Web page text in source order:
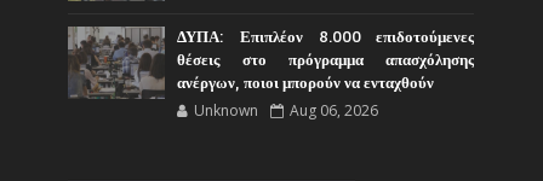
ΔΥΠΑ: Επιπλέον 8.000 επιδοτούμενες
θέσεις στο πρόγραμμα απασχόλησης
ανέργων, ποιοι μπορούν να ενταχθούν
Unknown Aug 06, 2026